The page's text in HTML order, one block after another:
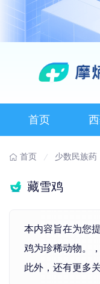
首页
首页 少数民族药
藏雪鸡
本内容旨在为您
鸡为珍稀动物。
此外，还有更多